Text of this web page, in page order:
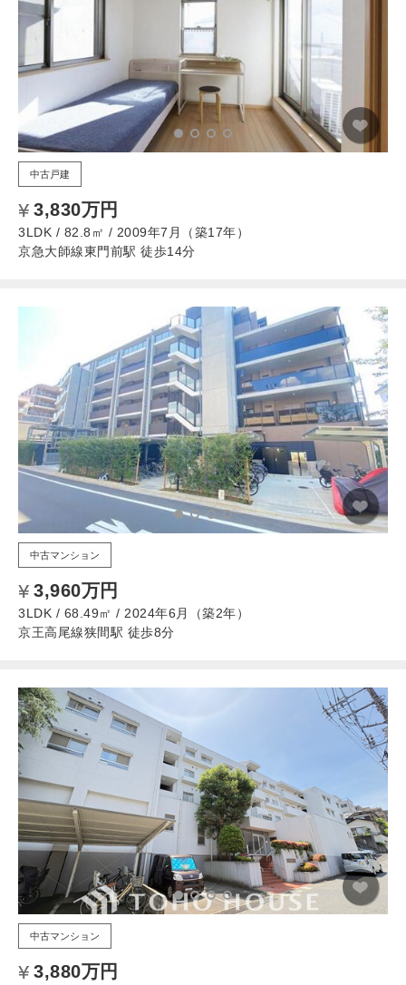
中古戸建
3,830万円
3LDK / 82.8㎡ / 2009年7月（築17年）
京急大師線東門前駅 徒歩14分
中古マンション
3,960万円
3LDK / 68.49㎡ / 2024年6月（築2年）
京王高尾線狭間駅 徒歩8分
中古マンション
3,880万円